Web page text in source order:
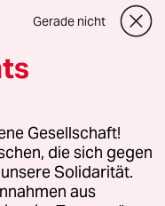
oder für Genehmigungen
Richtlinien
Gerade nicht
Gesellschaft!
die sich gegen
Solidarität.
aus